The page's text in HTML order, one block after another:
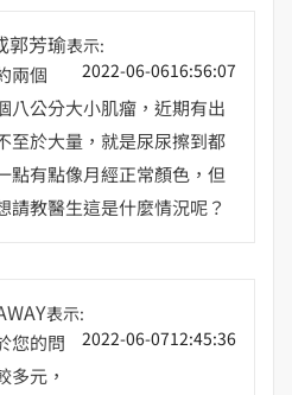
郭芳瑜表示:
2022-06-0616:56:07
兩個
八公分大小肌瘤，近期有出
至於大量，就是尿尿擦到都
點有點像月經正常顏色，但
請教醫生這是什麼情況呢？
表示:
2022-06-0712:45:36
您的問
多元，